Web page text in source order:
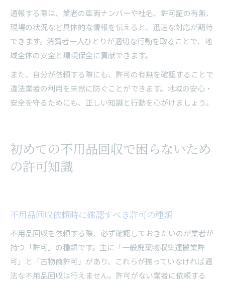
通報する際は、業者の車両ナンバーや社名、許可証の有無、
現場の状況など具体的な情報を伝えると、迅速な対応が期待
できます。消費者一人ひとりが適切な行動を取ることで、地
域全体の安全と環境保全に貢献できます。
また、自分が依頼する際にも、許可の有無を確認することで
違法業者の利用を未然に防ぐことができます。地域の安心・
安全を守るためにも、正しい知識と行動を心がけましょう。
初めての不用品回収で困らないため
の許可知識
不用品回収依頼時に確認すべき許可の種類
不用品回収を依頼する際、必ず確認しておきたいのが業者が
持つ「許可」の種類です。主に「一般廃棄物収集運搬業許
可」と「古物商許可」があり、これらが揃っていなければ適
法な不用品回収は行えません。許可がない業者に依頼する